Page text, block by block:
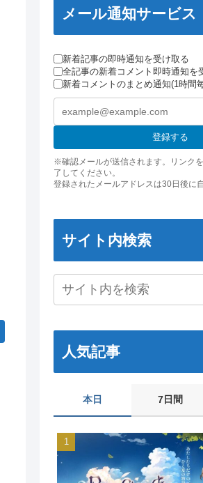
メール通知サービス
新着記事の即時通知を受け取る
全記事の新着コメント即時通知を
新着コメントのまとめ通知(1時間
登録する
※確認メールが送信されます。リンク
了してください。
登録されたメールアドレスは30日後に
サイト内検索
人気記事
本日 7日間